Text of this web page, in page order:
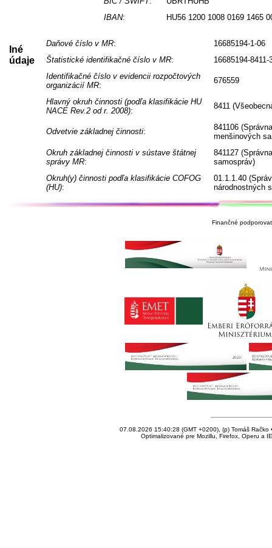
IBAN: HU56 1200 1008 0169 1465
Iné
údaje
Daňové číslo v MR:
16685194-1-06
Štatistické identifikačné číslo v MR:
16685194-8411-
Identifikačné číslo v evidencii rozpočtových
organizácií MR:
676559
Hlavný okruh činnosti (podľa klasifikácie HU
NACE Rev.2 od r. 2008):
8411
Odvetvie základnej činnosti:
841106
menšinových
Okruh základnej činnosti v sústave štátnej
správy MR:
841127
samospráv)
Okruh(y) činnosti podľa klasifikácie COFOG
(HU):
01.1.1.40
národnostných
Finančné
07.08.2026 15:40:28 (GMT +0200), (p) Tomáš Račko
Optimalizované pre Mozillu, Firefox, Operu a